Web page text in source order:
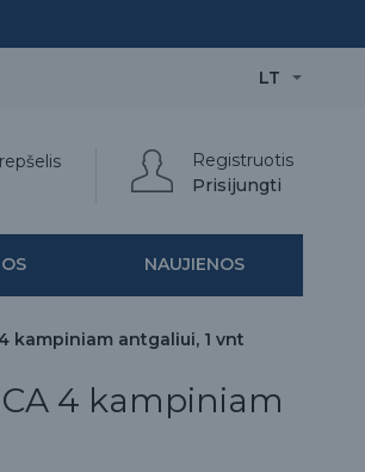
LT
Registruotis
Prisijungti
NAUJIENOS
kampiniam antgaliui, 1 vnt
4 kampiniam